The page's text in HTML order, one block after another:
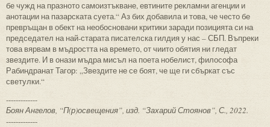
бе чужд на празното самоизтъкване, евтините рекламни агенции и
анотации на пазарската суета.“ Аз бих добавила и това, че често бе
превръщан в обект на необосновани критики заради позицията си на
председател на най-старата писателска гилдия у нас – СБП. Въпреки
това вярвам в мъдростта на времето, от чиито обятия ни гледат
звездите. И в онази мъдра мисъл на поета нобелист, философа
Рабиндранат Тагор: „Звездите не се боят, че ще ги сбъркат със
светулки.“
-------------
Боян Ангелов, “П(р)освещения”, изд. “Захарий Стоянов”, С., 2022.
-------------